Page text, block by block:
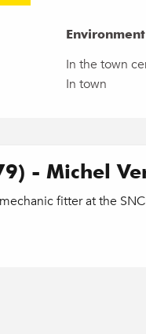
Environment
Environment
In the town
In town
- Michel
fitter at the